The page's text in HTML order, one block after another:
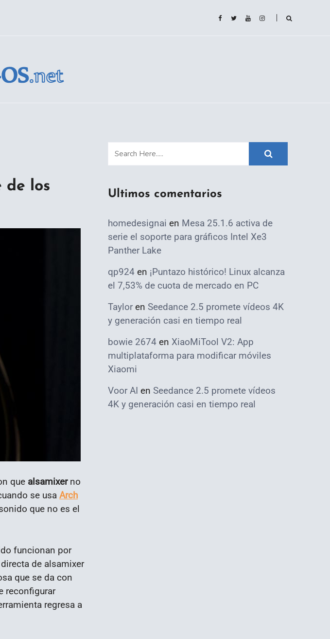
de los
que alsamixerno
se usa Arch
que no es el
funcionan por
de alsamixer
que se da con
reconfigurar
regresa a
Ultimos comentarios
homedesignai en Mesa 25.1.6 activa de
serie el soporte para gráficos Intel Xe3
Panther Lake
qp924 en ¡Puntazo histórico! Linux alcanza
el 7,53% de cuota de mercado en PC
Taylor en Seedance 2.5 promete vídeos 4K
y generación casi en tiempo real
bowie 2674 en XiaoMiTool V2: App
multiplataforma para modificar móviles
Xiaomi
Voor AI en Seedance 2.5 promete vídeos
4K y generación casi en tiempo real